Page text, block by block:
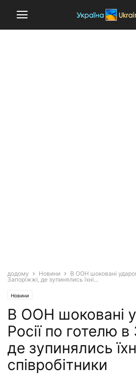
додому Новини
В ООН шоковані
Запоріжжі, де зупинялись їхні...
Новини
В ООН шоковані
Росії по готелю
де зупинялись
співробітники